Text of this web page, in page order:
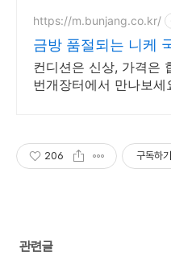
https://m.bunjang.co.kr/
금방 품절되는 니케
브랜드 중고거래
컨디션은 신상, 가격은
번개장터에서 만나보세
206 구독하기
관련글